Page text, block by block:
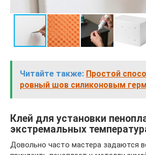
Читайте также: Простой
ровный шов силиконовым
Клей для установки
экстремальных
Довольно часто мастера задаются